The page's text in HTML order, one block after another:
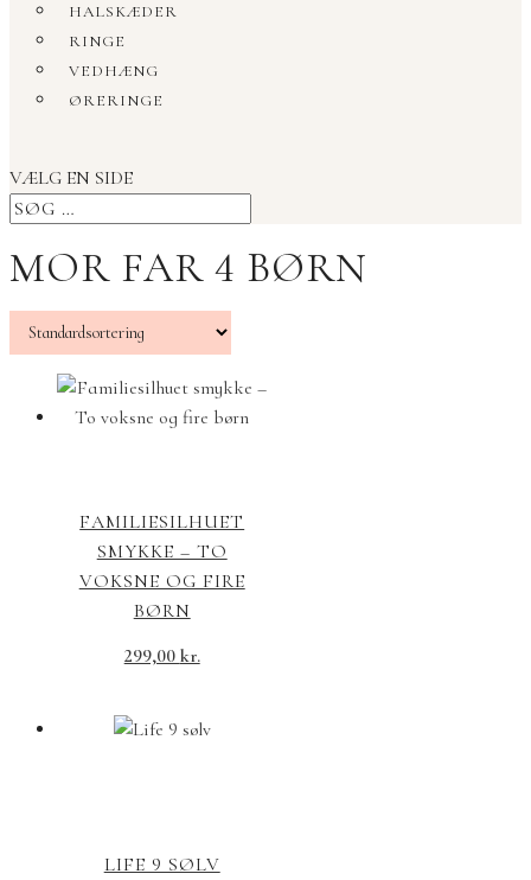
HALSKÆDER
RINGE
VEDHÆNG
ØRERINGE
VÆLG EN SIDE
MOR FAR 4 BØRN
FAMILIESILHUET
SMYKKE – TO
VOKSNE OG FIRE
BØRN
299,00 kr.
LIFE 9 SØLV